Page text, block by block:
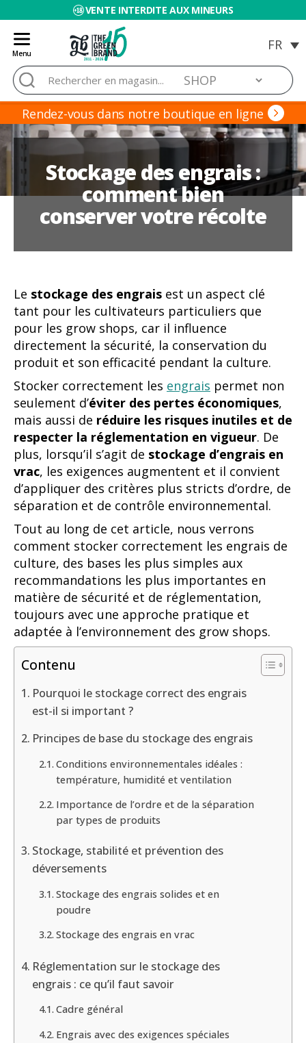
VENTE INTERDITE AUX MINEURS
Menu
Blog
de
Grow
Barato
Rechercher :
Rendez-vous dans notre boutique en ligne
Stockage des engrais :
comment bien
conserver votre récolte
Le stockage des engrais est un aspect clé
tant pour les cultivateurs particuliers que
pour les grow shops, car il influence
directement la sécurité, la conservation du
produit et son efficacité pendant la culture.
Stocker correctement les engrais permet non
seulement d’éviter des pertes économiques,
mais aussi de réduire les risques inutiles et de
respecter la réglementation en vigueur. De
plus, lorsqu’il s’agit de stockage d’engrais en
vrac, les exigences augmentent et il convient
d’appliquer des critères plus stricts d’ordre, de
séparation et de contrôle environnemental.
Tout au long de cet article, nous verrons
comment stocker correctement les engrais de
culture, des bases les plus simples aux
recommandations les plus importantes en
matière de sécurité et de réglementation,
toujours avec une approche pratique et
adaptée à l’environnement des grow shops.
Contenu
Pourquoi le stockage correct des engrais
est-il si important ?
Principes de base du stockage des engrais
Conditions environnementales idéales :
température, humidité et ventilation
Importance de l’ordre et de la séparation
par types de produits
Stockage, stabilité et prévention des
déversements
Stockage des engrais solides et en
poudre
Stockage des engrais en vrac
Réglementation sur le stockage des
engrais : ce qu’il faut savoir
Cadre général
Engrais avec des exigences spéciales